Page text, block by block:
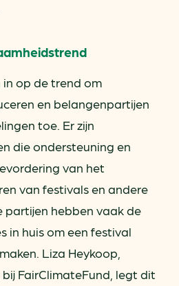
op de trend om
en belangenpartijen
toe. Er zijn
die ondersteuning en
van het
van festivals en andere
partijen hebben vaak de
in huis om een festival
Liza Heykoop,
FairClimateFund, legt dit